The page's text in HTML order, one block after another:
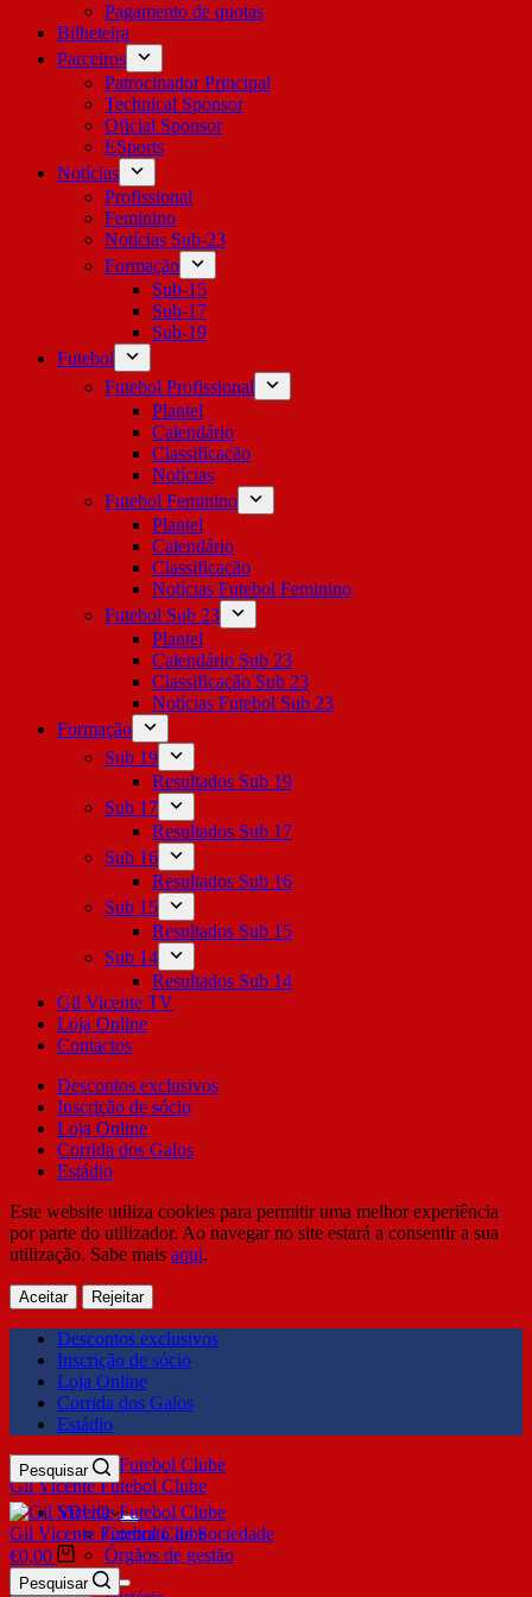
Pagamento de quotas
Bilheteira
Parceiros
Patrocinador Principal
Technical Sponsor
Oficial Sponsor
ESports
Notícias
Profissional
Feminino
Notícias Sub-23
Formação
Sub-15
Sub-17
Sub-19
Futebol
Futebol Profissional
Plantel
Calendário
Classificação
Notícias
Futebol Feminino
Plantel
Calendário
Classificação
Notícias Futebol Feminino
Futebol Sub 23
Plantel
Calendário Sub 23
Classificação Sub 23
Notícias Futebol Sub 23
Formação
Sub 19
Resultados Sub 19
Sub 17
Resultados Sub 17
Sub 16
Resultados Sub 16
Sub 15
Resultados Sub 15
Sub 14
Resultados Sub 14
Gil Vicente TV
Loja Online
Contactos
Descontos exclusivos
Inscrição de sócio
Loja Online
Corrida dos Galos
Estádio
Este website utiliza cookies para permitir uma melhor experiência
por parte do utilizador. Ao navegar no site estará a consentir a sua
utilização. Sabe mais aqui.
Aceitar Rejeitar
Descontos exclusivos
Inscrição de sócio
Loja Online
Corrida dos Galos
Estádio
Gil Vicente Futebol Clube
Pesquisar
SDUQ
Contrato de Sociedade
Órgãos de gestão
Clube
Gil Vicente Futebol Clube
€0,00
Pesquisar